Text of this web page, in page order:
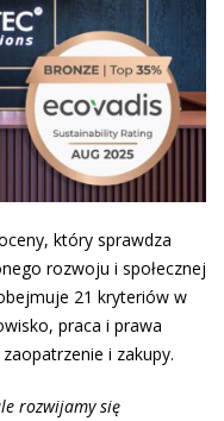
który sprawdza
rozwoju i społecznej
21 kryteriów w
praca i prawa
i zakupy.
rozwijamy się